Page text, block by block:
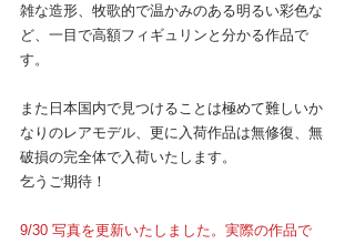
雑な造形、牧歌的で温かみのある明るい彩色な
ど、一目で高額フィギュリンと分かる作品で
す。
また日本国内で見つけることは極めて難しいか
なりのレアモデル、更に入荷作品は無修復、無
破損の完全体で入荷いたします。
乞うご期待！
9/30 写真を更新いたしました。実際の作品で